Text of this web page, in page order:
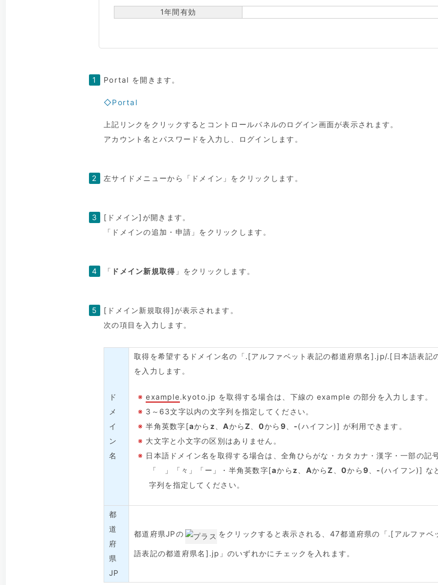
1年間有効
Portal を開きます。
◇Portal
上記リンクをクリックするとコントロールパネルのログイン画面が表示されます。
アカウント名とパスワードを入力し、ログインします。
左サイドメニューから「ドメイン」をクリックします。
[ドメイン]が開きます。
「ドメインの追加・申請」をクリックします。
「 ドメイン新規取得 」をクリックします。
[ドメイン新規取得]が表示されます。
次の項目を入力します。
ド
メ
イ
ン
名
取得を希望するドメイン名の「.[アルファベット表記の都道府県名].jp/.[日本語表記
を入力します。
※example.kyoto.jp を取得する場合は、下線の example の部分を入力します。
※ 3～63文字以内の文字列を指定してください。
※半角英数字[aから z 、AからZ、 0から 9、 -(ハイフン)] が利用できます。
※ 大文字と小文字の区別はありません。
※ 日本語ドメイン名を取得する場合は、全角ひらがな・カタカナ・漢字・一部の記
「ゞ」「々」「ー」・半角英数字[aから z 、 AからZ 、0から9、 - (ハイフン)] な
字列を指定してください。
都
道
府
県
JP
都道府県JPの をクリックすると表示される、47都道府県の「.[アルファ
語表記の都道府県名].jp」のいずれかにチェックを入れます。